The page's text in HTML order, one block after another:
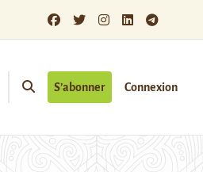
S’abonner Connexion